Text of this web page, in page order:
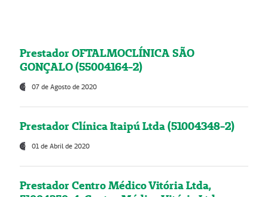
Prestador OFTALMOCLÍNICA SÃO
GONÇALO (55004164-2)
07 de Agosto de 2020
Prestador Clínica Itaipú Ltda (51004348-2)
01 de Abril de 2020
Prestador Centro Médico Vitória Ltda,